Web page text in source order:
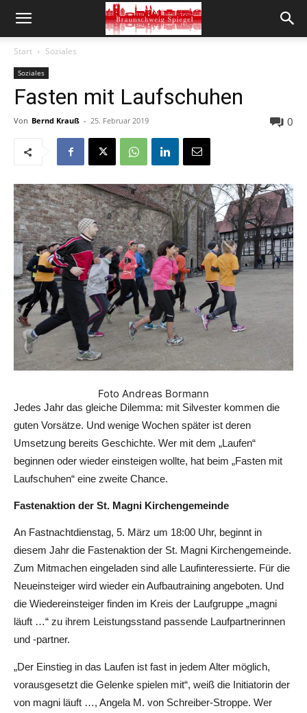
Start Soziales
Soziales
Fasten mit Laufschuhen
Von Bernd Krauß - 25. Februar 2019 0
Foto Andreas Bormann
Jedes Jahr das gleiche Dilemma: mit Silvester kommen die
guten Vorsätze. Und wenige Wochen später ist deren
Umsetzung bereits Geschichte. Wer mit dem „Laufen“
beginnen oder wieder einsteigen wollte, hat beim „Fasten mit
Laufschuhen“ eine zweite Chance.
Fastenaktion der St. Magni Kirchengemeinde
An Fastnachtdienstag, 5. März um 18:00 Uhr, beginnt in
diesem Jahr die Fastenaktion der St. Magni Kirchengemeinde.
Zum Mitmachen eingeladen sind alle Laufinteressierte. Für die
Neueinsteiger wird wieder ein Aufbautraining angeboten. Und
die Wiedereinsteiger finden im Kreis der Laufgruppe „magni
läuft …“ zu ihrem Leistungsstand passende Laufpartnerinnen
und -partner.
„Der Einstieg in das Laufen ist fast in jedem Alter möglich,
vorausgesetzt die Gelenke spielen mit“, weiß die Initiatorin der
von magni läuft …, Angela M. von Schreiber-Stroppe. Wer